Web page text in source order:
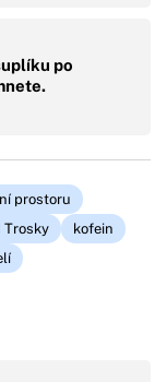
po
prostoru
Trosky
kofein